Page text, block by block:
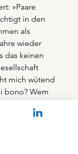
»Paare
in den
als
wieder
das keinen
mich wütend
bono? Wem
ist